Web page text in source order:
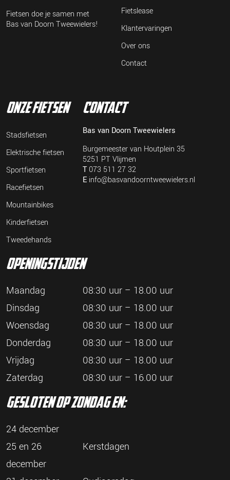
Fietsen doe je samen met
Bas van Doorn Tweewielers!
Fietslease
Klantervaringen
Over ons
Contact
onze fietsen
Stadsfietsen
Elektrische fietsen
Sportfietsen
Racefietsen
Mountainbikes
Kinderfietsen
Tweedehands
contact
Bas van Doorn Tweewielers
Burgemeester van Houtplein 35
5251 PT Vlijmen
T073 511 27 32
E info@basvandoorntweewielers.nl
openingstijden
Maandag
08:30 uur – 18.00 uur
Dinsdag
08:30 uur – 18.00 uur
Woensdag
08:30 uur – 18.00 uur
Donderdag
08:30 uur – 18.00 uur
Vrijdag
08:30 uur – 18.00 uur
Zaterdag
08:30 uur – 16.00 uur
gesloten op zondag en:
24 december
25 en 26
december
Kerstdagen